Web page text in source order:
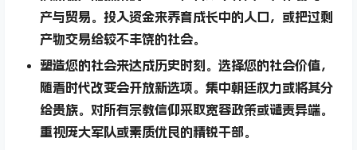
产与贸易。投入资金来养育成长中的人口，或把过剩
产物交易给较不丰饶的社会。
塑造您的社会来达成历史时刻。选择您的社会价值，
随着时代改变会开放新选项。集中朝廷权力或将其分
给贵族。对所有宗教信仰采取宽容政策或谴责异端。
重视庞大军队或素质优良的精锐干部。